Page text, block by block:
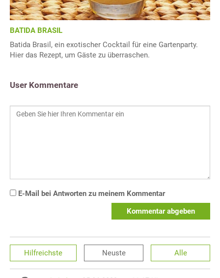
BATIDA BRASIL
Batida Brasil, ein exotischer Cocktail für eine Gartenparty.
Hier das Rezept, um Gäste zu überraschen.
User Kommentare
E-Mail bei Antworten zu meinem Kommentar
Kommentar abgeben
Hilfreichste Neuste Alle